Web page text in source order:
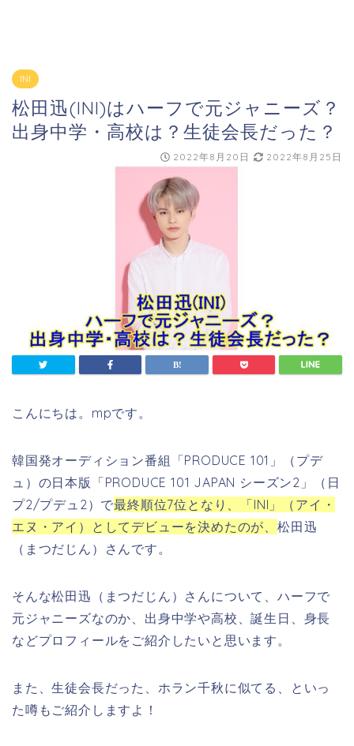
INI
松田迅(INI)はハーフで元ジャニーズ？
出身中学・高校は？生徒会長だった？
2022年8月20日 2022年8月25日
こんにちは。mpです。
韓国発オーディション番組「PRODUCE 101」（プデ
ュ）の日本版「PRODUCE 101 JAPAN シーズン2」（日
プ2/プデュ2）で最終順位7位となり、「INI」（アイ・
エヌ・アイ）としてデビューを決めたのが、松田迅
（まつだじん）さんです。
そんな松田迅（まつだじん）さんについて、ハーフで
元ジャニーズなのか、出身中学や高校、誕生日、身長
などプロフィールをご紹介したいと思います。
また、生徒会長だった、ホラン千秋に似てる、といっ
た噂もご紹介しますよ！